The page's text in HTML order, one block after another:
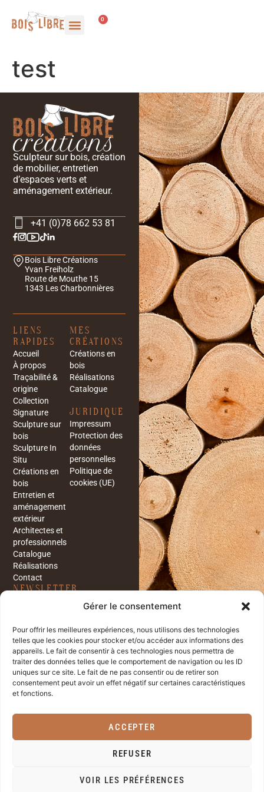
Gérer le consentement
Pour offrir les meilleures expériences, nous utilisons des technologies
telles que les cookies pour stocker et/ou accéder aux informations des
appareils. Le fait de consentir à ces technologies nous permettra de
traiter des données telles que le comportement de navigation ou les ID
uniques sur ce site. Le fait de ne pas consentir ou de retirer son
consentement peut avoir un effet négatif sur certaines caractéristiques
et fonctions.
ACCEPTER
REFUSER
VOIR LES PRÉFÉRENCES
0
test
Sculpteur sur bois, création
de mobilier, entretien
d’espaces verts et
aménagement extérieur.
+41 (0)78 662 53 81
Bois Libre Créations
Yvan Freiholz
Route de Mouthe 15
1343 Les Charbonnières
LIENS
RAPIDES
Accueil
À propos
Traçabilité &
origine
Collection
Signature
Sculpture sur
bois
Sculpture In
Situ
Créations en
bois
Entretien et
aménagement
extérieur
Architectes et
professionnels
Catalogue
Réalisations
Contact
MES
CRÉATIONS
Créations en
bois
Réalisations
Catalogue
JURIDIQUE
Impressum
Protection des
données
personnelles
Politique de
cookies (UE)
NEWSLETTER
dernières nouveautés et
en vous inscrivant à notre
newsletter.
J'ai lu et j'accepte la
politique de confidentialité
de société Bois Libre
En
savoir plus..